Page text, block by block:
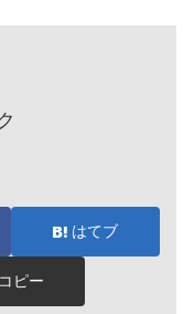
はてブ
コピー